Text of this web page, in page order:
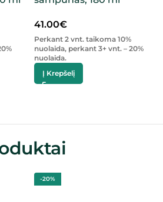
41.00€
Perkant 2 vnt. taikoma 10%
nuolaida, perkant 3+ vnt. – 20%
nuolaida.
Į Krepšelį
-20%